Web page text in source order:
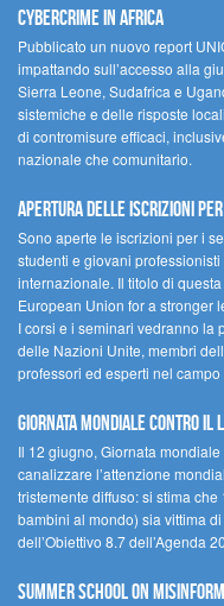
cybercrime in Africa
Pubblicato un nuovo report
impattando sull’accesso alla
Sierra Leone, Sudafrica e
sistemiche e delle risposte
di contromisure efficaci,
nazionale che comunitario.
Apertura delle iscrizioni per
Sono aperte le iscrizioni per i
studenti e giovani
internazionale. Il titolo di
European Union for a stronger
I corsi e i seminari vedranno la
delle Nazioni Unite, membri
professori ed esperti nel
Giornata mondiale contro il
Il 12 giugno, Giornata
canalizzare l’attenzione
tristemente diffuso: si stima
bambini al mondo) sia vittima
dell’Obiettivo 8.7 dell’Agenda
Summer School on